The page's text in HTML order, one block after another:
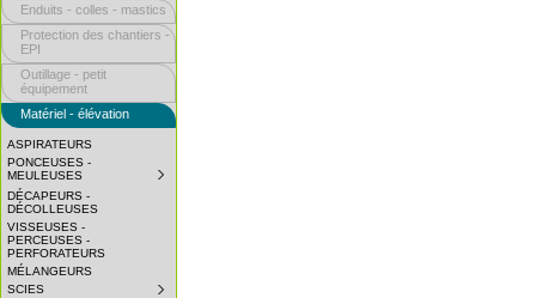
Enduits - colles - mastics
Protection des chantiers -
EPI
Outillage - petit
équipement
Matériel - élévation
ASPIRATEURS
PONCEUSES -
MEULEUSES
DÉCAPEURS -
DÉCOLLEUSES
VISSEUSES -
PERCEUSES -
PERFORATEURS
MÉLANGEURS
SCIES